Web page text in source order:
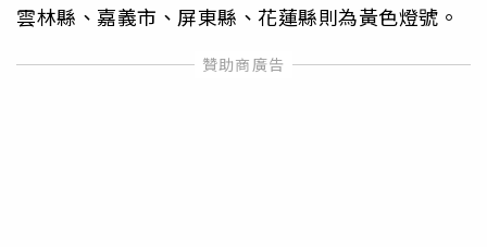
雲林縣、嘉義市、屏東縣、花蓮縣則為黃色燈號。